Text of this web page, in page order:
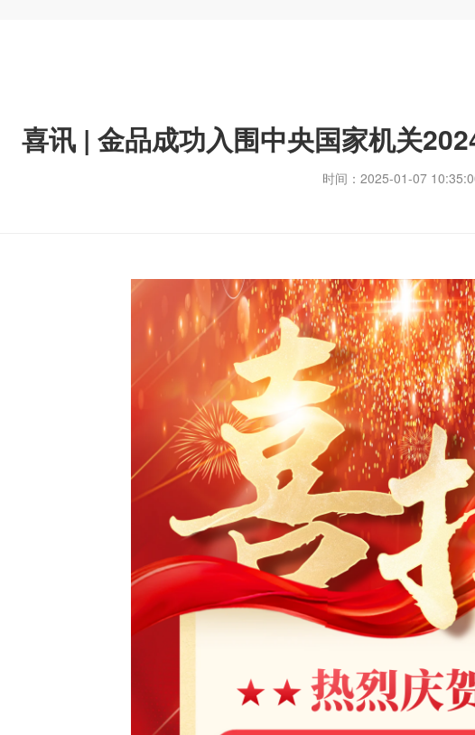
喜讯 | 金品成功入围中央国家机关
时间：2025-01-07